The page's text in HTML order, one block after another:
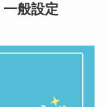
一般設定